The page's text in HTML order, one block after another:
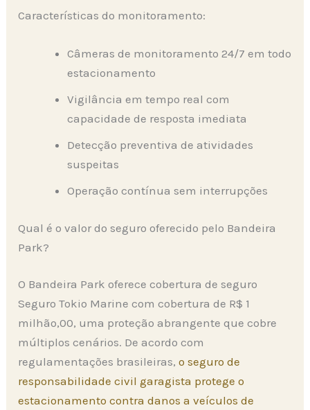
Características do monitoramento:
Câmeras de monitoramento 24/7 em todo
estacionamento
Vigilância em tempo real com
capacidade de resposta imediata
Detecção preventiva de atividades
suspeitas
Operação contínua sem interrupções
Qual é o valor do seguro oferecido pelo Bandeira
Park?
O Bandeira Park oferece cobertura de seguro
Seguro Tokio Marine com cobertura de R$ 1
milhão,00, uma proteção abrangente que cobre
múltiplos cenários. De acordo com
regulamentações brasileiras,o seguro de
responsabilidade civil garagista protege o
estacionamento contra danos a veículos de